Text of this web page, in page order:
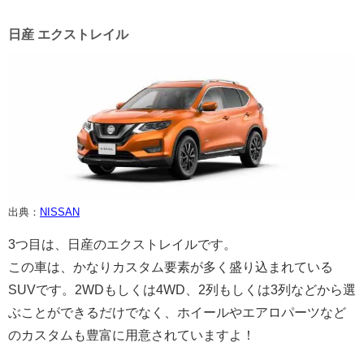
日産 エクストレイル
出典： NISSAN
3つ目は、日産のエクストレイルです。
この車は、かなりカスタム要素が多く盛り込まれている
SUVです。2WDもしくは4WD、2列もしくは3列などから選
ぶことができるだけでなく、ホイールやエアロパーツなど
のカスタムも豊富に用意されていますよ！